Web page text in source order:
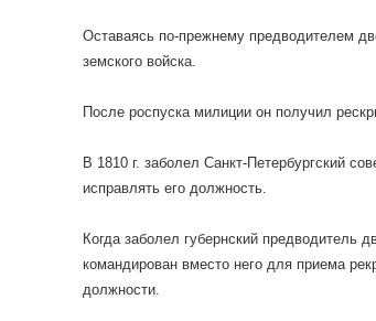
Оставаясь по-прежнему предводителем
земского войска.
После роспуска милиции он получил
В 1810 г. заболел Санкт-Петербургский
исправлять его должность.
Когда заболел губернский предводитель
командирован вместо него для приема
должности.